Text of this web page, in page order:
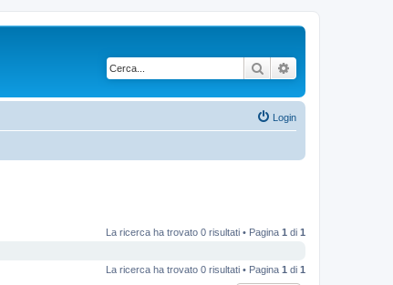
Cerca
Login
La ricerca ha trovato 0 risultati • Pagina 1 di 1
La ricerca ha trovato 0 risultati • Pagina 1 di 1